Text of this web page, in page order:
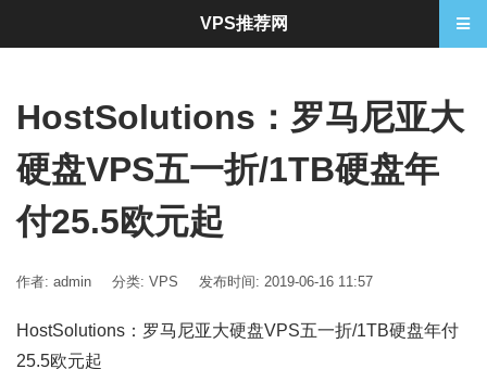
HostSolutions：罗马尼亚大
硬盘VPS五一折/1TB硬盘年
付25.5欧元起
作者: admin 分类: VPS 发布时间: 2019-06-16 11:57
HostSolutions：罗马尼亚大硬盘VPS五一折/1TB硬盘年付
25.5欧元起
VPS推荐网